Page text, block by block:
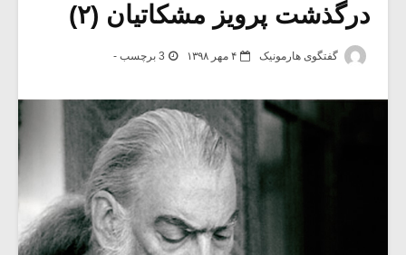
درگذشت پرویز مشکاتیان (۲)
گفتگوی هارمونیک ۴ مهر ۱۳۹۸ 3 برچسب -